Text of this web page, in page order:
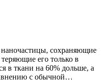
сохраняющие
его только в
в ткани на 60% дольше, а
с обычной…